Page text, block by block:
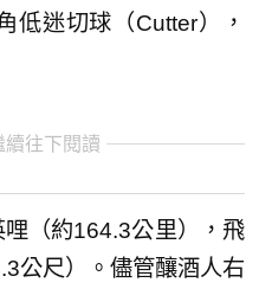
低迷切球（Cutter），
續往下閱讀
（約164.3公里），飛
公尺）。儘管釀酒人右